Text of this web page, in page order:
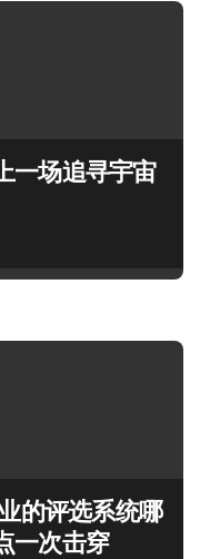
一场追寻宇宙
的评选系统哪
一次击穿